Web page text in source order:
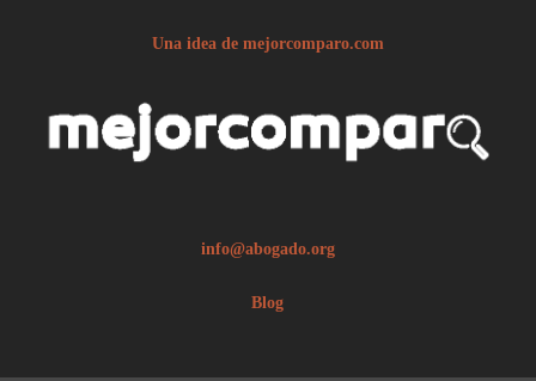
Una idea de mejorcomparo.com
info@abogado.org
Blog